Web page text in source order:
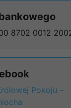
8702 0012
Pokoju –